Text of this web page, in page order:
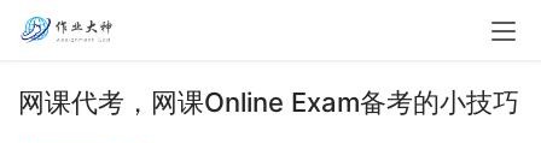
网课代考，网课Online Exam备考的小技巧